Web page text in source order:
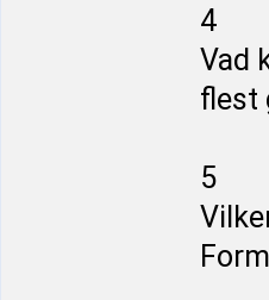
4
Vad
flest
5